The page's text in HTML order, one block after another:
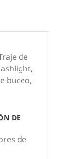
de
buceo,
DE
de